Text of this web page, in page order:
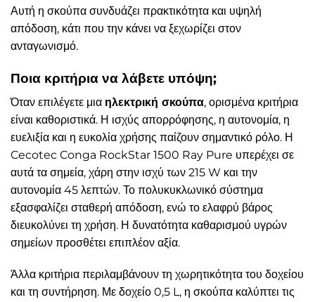
Αυτή η σκούπα συνδυάζει πρακτικότητα και υψηλή
απόδοση, κάτι που την κάνει να ξεχωρίζει στον
ανταγωνισμό.
Ποια κριτήρια να λάβετε υπόψη;
Όταν επιλέγετε μια ηλεκτρική σκούπα, ορισμένα κριτήρια
είναι καθοριστικά. Η ισχύς απορρόφησης, η αυτονομία, η
ευελιξία και η ευκολία χρήσης παίζουν σημαντικό ρόλο. Η
Cecotec Conga RockStar 1500 Ray Pure υπερέχει σε
αυτά τα σημεία, χάρη στην ισχύ των 215 W και την
αυτονομία 45 λεπτών. Το πολυκυκλωνικό σύστημα
εξασφαλίζει σταθερή απόδοση, ενώ το ελαφρύ βάρος
διευκολύνει τη χρήση. Η δυνατότητα καθαρισμού υγρών
σημείων προσθέτει επιπλέον αξία.
Άλλα κριτήρια περιλαμβάνουν τη χωρητικότητα του δοχείου
και τη συντήρηση. Με δοχείο 0,5 L, η σκούπα καλύπτει τις